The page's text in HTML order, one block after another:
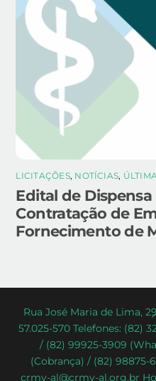
LICITAÇÕES, NOTÍCIAS,
Edital de
Contratação de
Fornecimento de
Rua José Maria de Lima,
57.025-570 Telefones: (82)
/ (82) 99925-3909
(Cobrança) / (82) 98875-
crmv-al@crmv-al.org.br